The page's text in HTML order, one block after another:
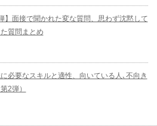
】面接で聞かれた変な質問、思わず沈黙して
質問まとめ
必要なスキルと適性、向いている人､不向き
2弾）